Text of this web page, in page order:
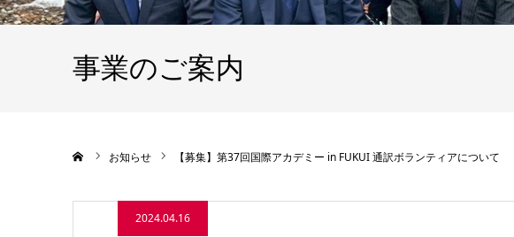
事業のご案内
お知らせ 【募集】第37回国際アカデミー in FUKUI 通訳ボランティアについて
2024.04.16